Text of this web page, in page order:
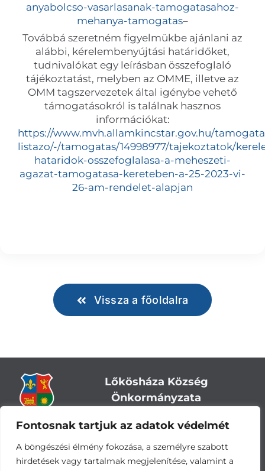
Fontosnak tartjuk az adatok védelmét
A böngészési élmény fokozása, a személyre szabott
hirdetések vagy tartalmak megjelenítése, valamint a
anyabolcso-vasarlasanak-tamogatasahoz-
mehanya-tamogatas–
Továbbá szeretném figyelmükbe ajánlani az
alábbi, kérelembenyújtási határidőket,
tudnivalókat egy leírásban összefoglaló
tájékoztatást, melyben az OMME, illetve az
OMM tagszervezetek által igénybe vehető
támogatásokról is találnak hasznos
információkat:
https://www.mvh.allamkincstar.gov.hu/
listazo/-/tamogatas/14998977/tajekoztatok/
hataridok-osszefoglalasa-a-meheszeti-
agazat-tamogatasa-kereteben-a-25-2023-vi-
26-am-rendelet-alapjan
Vissza a főoldalra
Lőkösháza Község
Önkormányzata
Cím:5743 Lőkösháza, Eleki út 28.
Központi telefonszám:+36 66 244-244
E-mail: titkarsag@lokoshaza.hu